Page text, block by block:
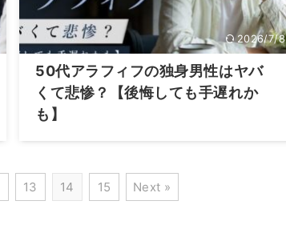
2026/7/8
50代アラフィフの独身男性はヤバ
くて悲惨？【後悔しても手遅れか
も】
13 14 15 Next »